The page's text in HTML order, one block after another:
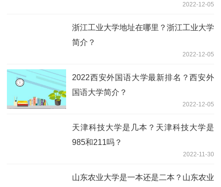
2022-12-05
浙江工业大学地址在哪里？浙江工业大学
简介？
2022-12-05
2022西安外国语大学最新排名？西安外
国语大学简介？
2022-12-05
天津科技大学是几本？天津科技大学是
985和211吗？
2022-11-30
山东农业大学是一本还是二本？山东农业